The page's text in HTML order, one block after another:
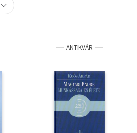
ANTIKVÁR